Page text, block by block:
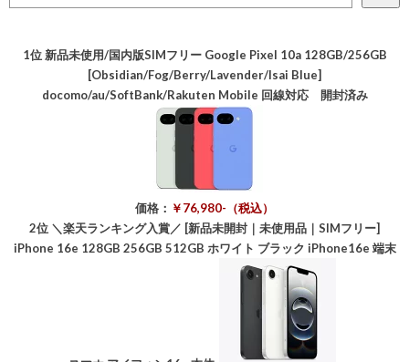
1位 新品未使用/国内版SIMフリー Google Pixel 10a 128GB/256GB
[Obsidian/Fog/Berry/Lavender/Isai Blue]
docomo/au/SoftBank/Rakuten Mobile 回線対応 開封済み
価格： ￥76,980-（税込）
2位 ＼楽天ランキング入賞／ [新品未開封｜未使用品｜SIMフリー]
iPhone 16e 128GB 256GB 512GB ホワイト ブラック iPhone16e 端末